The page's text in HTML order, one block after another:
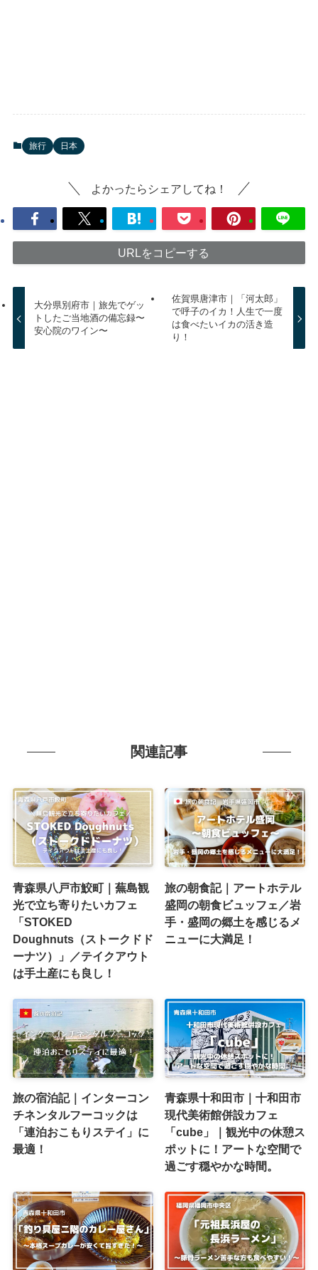
旅行 日本
よかったらシェアしてね！
URLをコピーする
大分県別府市｜旅先でゲッ
トしたご当地酒の備忘録〜
安心院のワイン〜
佐賀県唐津市｜「河太郎」
で呼子のイカ！人生で一度
は食べたいイカの活き造
り！
関連記事
青森県八戸市鮫町｜蕪島観
光で立ち寄りたいカフェ
「STOKED
Doughnuts（ストークドド
ーナツ）」／テイクアウト
は手土産にも良し！
旅の朝食記｜アートホテル
盛岡の朝食ビュッフェ／岩
手・盛岡の郷土を感じるメ
ニューに大満足！
旅の宿泊記｜インターコン
チネンタルフーコックは
「連泊おこもりステイ」に
最適！
青森県十和田市｜十和田市
現代美術館併設カフェ
「cube」｜観光中の休憩ス
ポットに！アートな空間で
過ごす穏やかな時間。